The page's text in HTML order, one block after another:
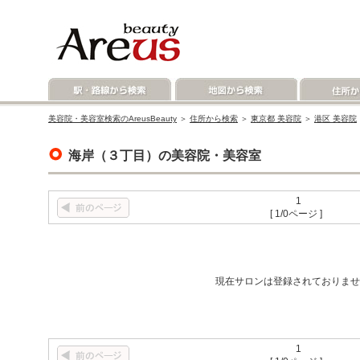
美容院・美容室検索のAreusBeauty ＞ 住所から検索 ＞ 東京都 美容院 ＞ 港区 美容院
海岸（３丁目）の美容院・美容室
1
[ 1/0ページ ]
現在サロンは登録されておりま
1